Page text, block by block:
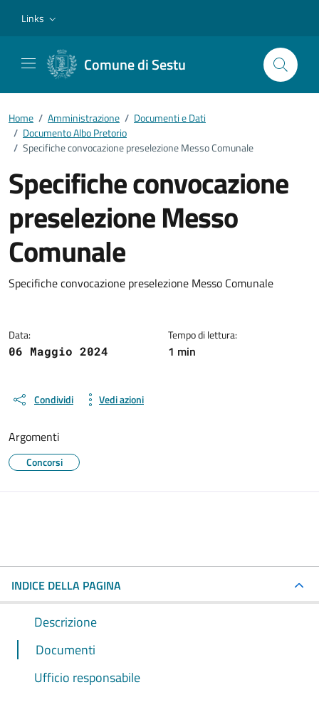
Links
Comune di Sestu
Home / Amministrazione / Documenti e Dati
/ Documento Albo Pretorio
/ Specifiche convocazione preselezione Messo Comunale
Specifiche convocazione
preselezione Messo
Comunale
Dettagli del documento
Specifiche convocazione preselezione Messo Comunale
Data:
06 Maggio 2024
Tempo di lettura:
1 min
Condividi Vedi azioni
Argomenti
Concorsi
INDICE DELLA PAGINA
Descrizione
Documenti
Ufficio responsabile